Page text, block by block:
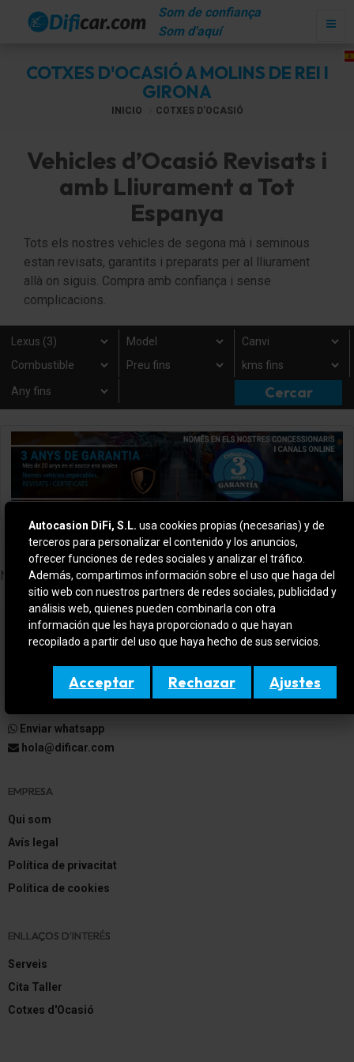
Som de confiança
Som d'aquí
COTXES D'OCASIÓ A MOLINS DE REI I
GIRONA
INICIO COTXES D'OCASIÓ
Vehicles d’Ocasió Revisats i
amb Lliurament a Tot
Espanya
Tots els nostres vehicles de segona mà i seminous
estan revisats, garantits i preparats per al lliurament
allà on siguis. Compra amb confiança i sense
complicacions.
Marca: Lexus × Modelo: CT ×
No s'han trobat resultats.
CONTACTA AMB NOSALTRES
Pàgina de Contacte
Fornells de la Selva: 972476597
Enviar whatsapp
hola@dificar.com
EMPRESA
Qui som
Avís legal
Política de privacitat
Política de cookies
ENLLAÇOS D'INTERÉS
Serveis
Cita Taller
Cotxes d'Ocasió
Autocasion DiFi, S.L. usa cookies propias (necesarias) y de
terceros para personalizar el contenido y los anuncios,
ofrecer funciones de redes sociales y analizar el tráfico.
Además, compartimos información sobre el uso que haga del
sitio web con nuestros partners de redes sociales, publicidad y
análisis web, quienes pueden combinarla con otra
información que les haya proporcionado o que hayan
recopilado a partir del uso que haya hecho de sus servicios.
Acceptar Rechazar Ajustes